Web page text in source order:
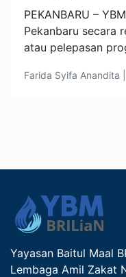
PEKANBARU –
Pekanbaru secara
atau pelepasan
Farida Syifa Anandita
Yayasan Baitul Maal
Lembaga Amil Zakat